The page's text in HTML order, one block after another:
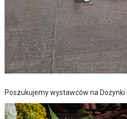
Poszukujemy wystawców na